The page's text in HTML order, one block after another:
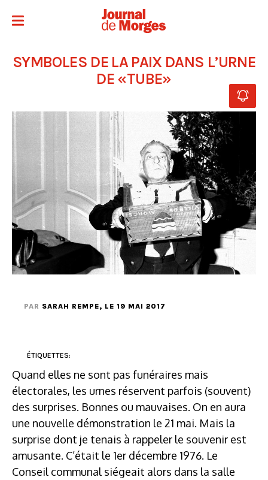
SYMBOLES DE LA PAIX DANS L’URNE
DE «TUBE»
PAR SARAH REMPE, LE 19 MAI 2017
ÉTIQUETTES:
Quand elles ne sont pas funéraires mais
électorales, les urnes réservent parfois (souvent)
des surprises. Bonnes ou mauvaises. On en aura
une nouvelle démonstration le 21 mai. Mais la
surprise dont je tenais à rappeler le souvenir est
amusante. C’était le 1er décembre 1976. Le
Conseil communal siégeait alors dans la salle